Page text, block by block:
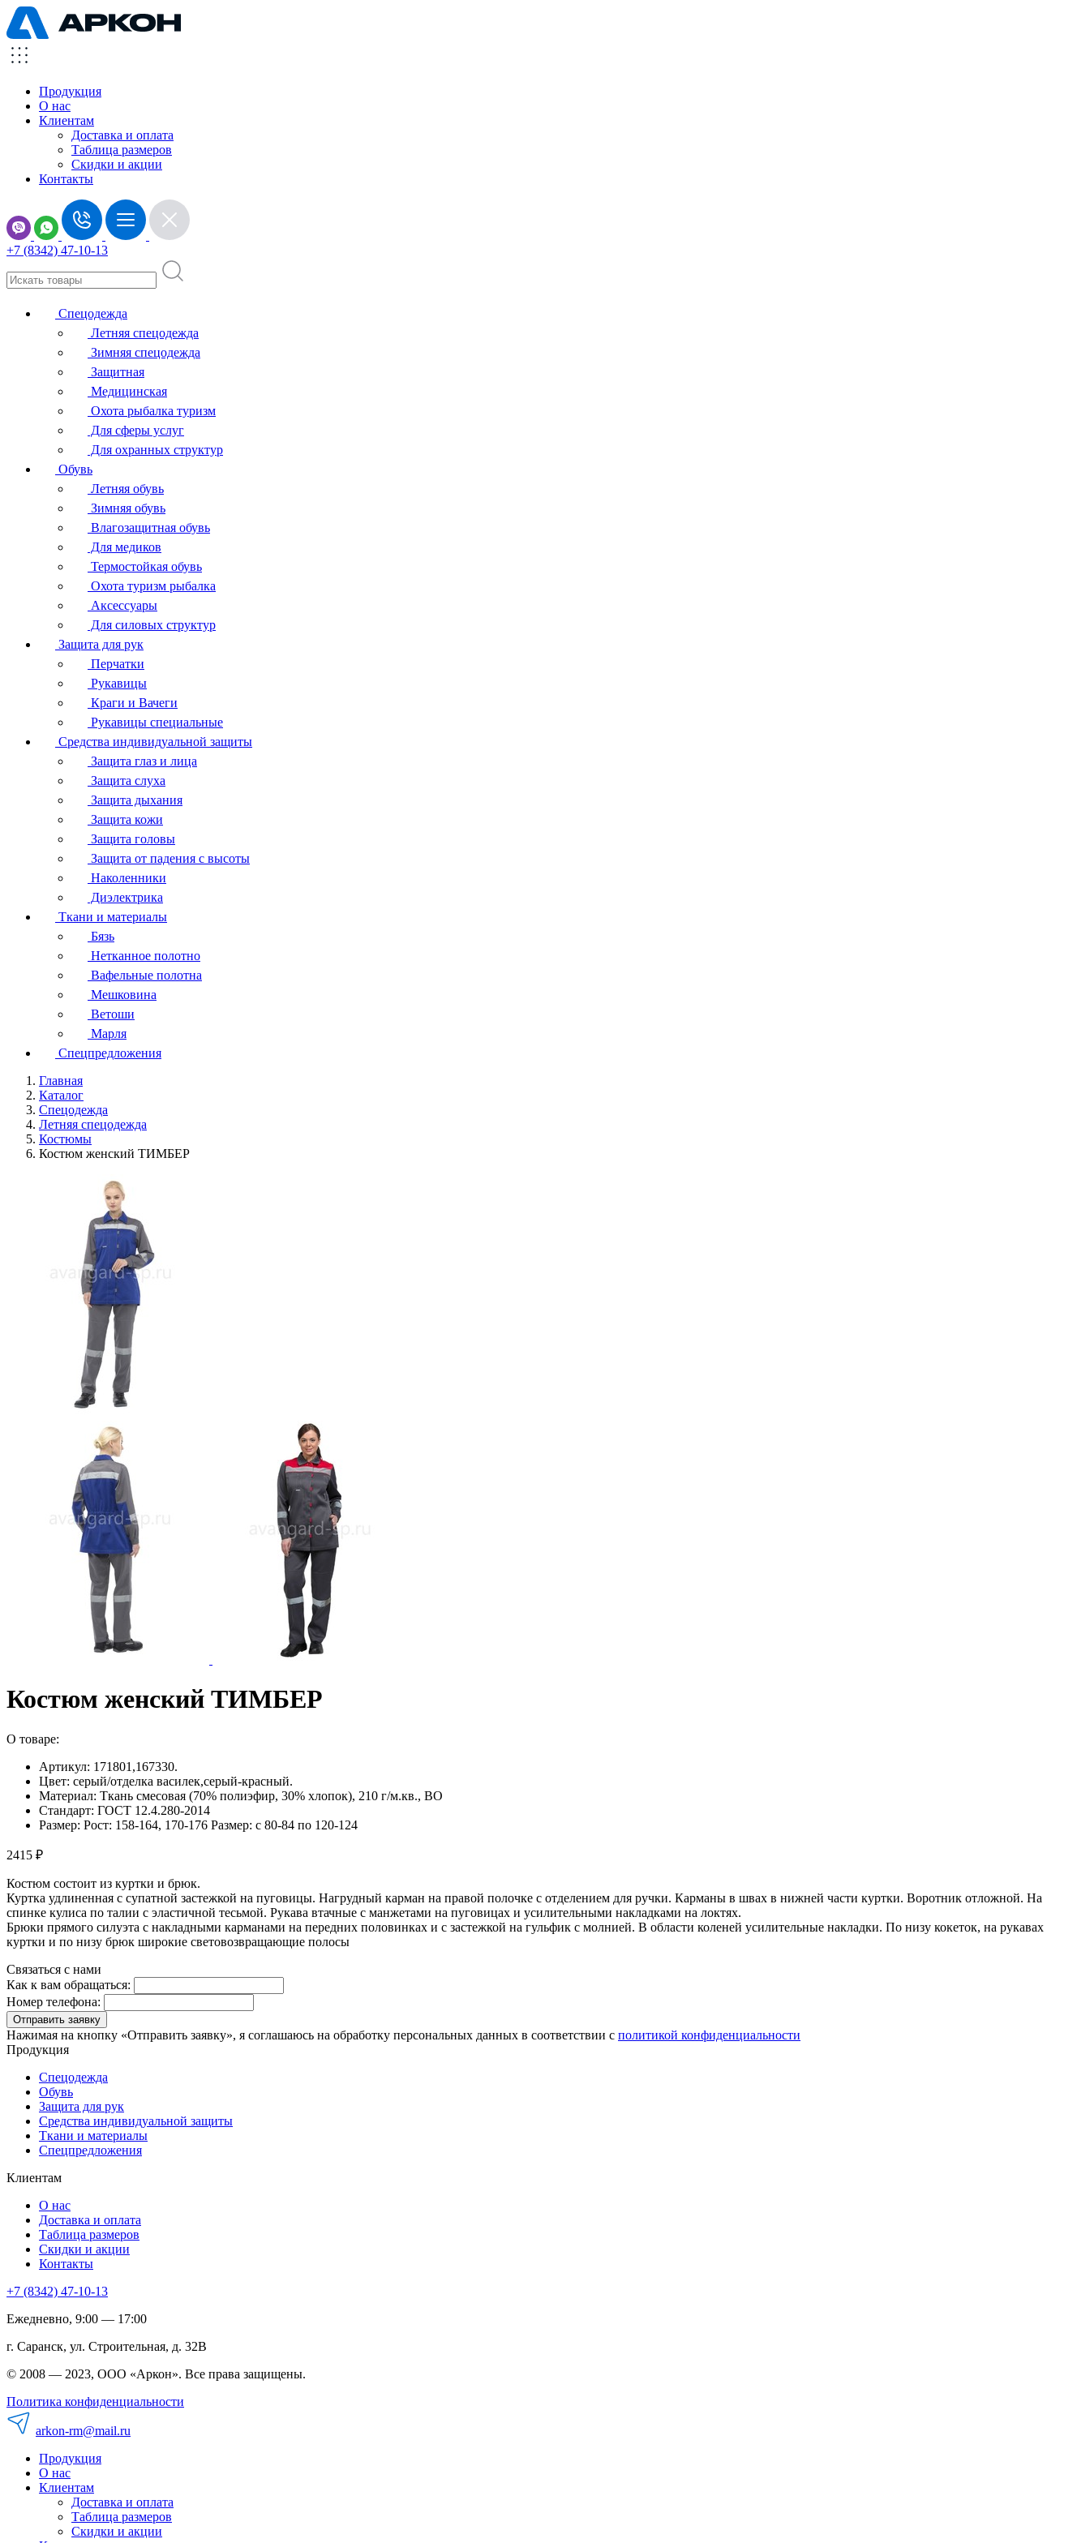
Продукция
О нас
Клиентам
Доставка и оплата
Таблица размеров
Скидки и акции
Контакты
+7 (8342) 47-10-13
Спецодежда
Летняя спецодежда
Зимняя спецодежда
Защитная
Медицинская
Охота рыбалка туризм
Для сферы услуг
Для охранных структур
Обувь
Летняя обувь
Зимняя обувь
Влагозащитная обувь
Для медиков
Термостойкая обувь
Охота туризм рыбалка
Аксессуары
Для силовых структур
Защита для рук
Перчатки
Рукавицы
Краги и Вачеги
Рукавицы специальные
Средства индивидуальной защиты
Защита глаз и лица
Защита слуха
Защита дыхания
Защита кожи
Защита головы
Защита от падения с высоты
Наколенники
Диэлектрика
Ткани и материалы
Бязь
Нетканное полотно
Вафельные полотна
Мешковина
Ветоши
Марля
Спецпредложения
Главная
Каталог
Спецодежда
Летняя спецодежда
Костюмы
Костюм женский ТИМБЕР
Костюм женский ТИМБЕР
О товаре:
Артикул: 171801,167330.
Цвет: серый/отделка василек,серый-красный.
Материал: Ткань смесовая (70% полиэфир, 30% хлопок), 210 г/м.кв., ВО
Стандарт: ГОСТ 12.4.280-2014
Размер: Рост: 158-164, 170-176 Размер: с 80-84 по 120-124
2415 ₽
Костюм состоит из куртки и брюк.
Куртка удлиненная с супатной застежкой на пуговицы. Нагрудный карман на правой полочке с отделением для ручки. Карманы в швах в нижней части куртки. Воротник отложной. На
спинке кулиса по талии с эластичной тесьмой. Рукава втачные с манжетами на пуговицах и усилительными накладками на локтях.
Брюки прямого силуэта с накладными карманами на передних половинках и с застежкой на гульфик с молнией. В области коленей усилительные накладки. По низу кокеток, на рукавах
куртки и по низу брюк широкие световозвращающие полосы
Связаться с нами
Как к вам обращаться:
Номер телефона:
Отправить заявку
Нажимая на кнопку «Отправить заявку», я соглашаюсь на обработку персональных данных в соответствии с политикой конфиденциальности
Продукция
Спецодежда
Обувь
Защита для рук
Средства индивидуальной защиты
Ткани и материалы
Спецпредложения
Клиентам
О нас
Доставка и оплата
Таблица размеров
Скидки и акции
Контакты
+7 (8342) 47-10-13
Ежедневно, 9:00 — 17:00
г. Саранск, ул. Строительная, д. 32В
© 2008 — 2023, ООО «Аркон». Все права защищены.
Политика конфиденциальности
arkon-rm@mail.ru
Продукция
О нас
Клиентам
Доставка и оплата
Таблица размеров
Скидки и акции